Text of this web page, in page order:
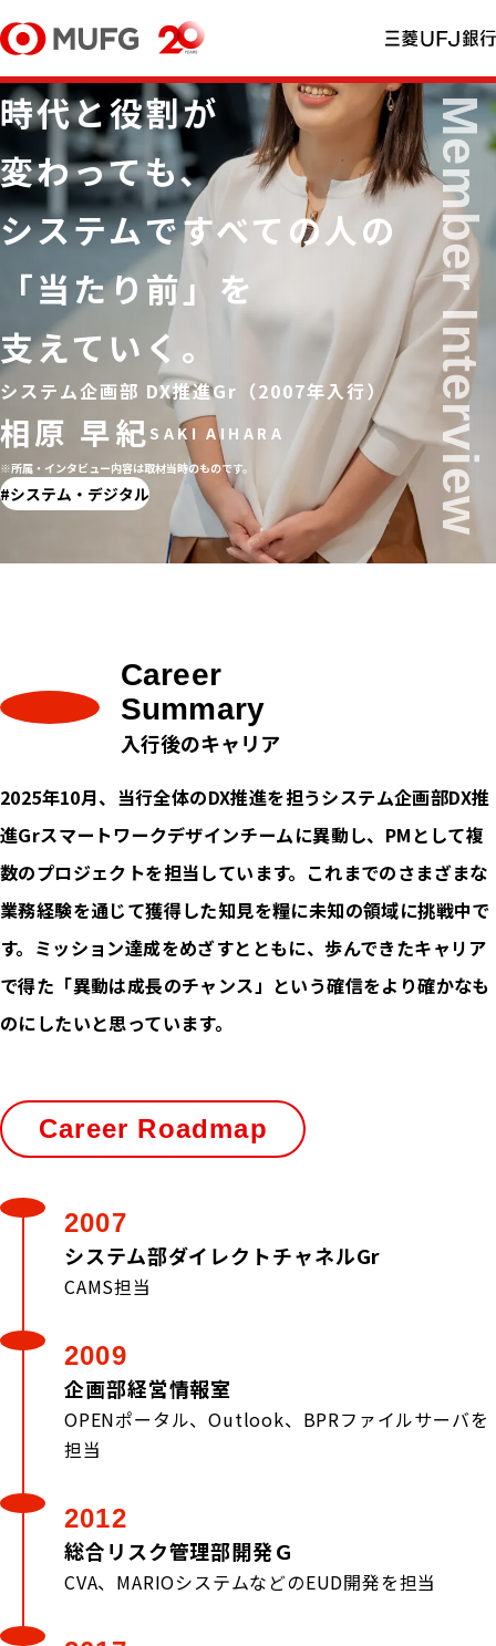
相原 早紀
システム企画部 DX推進Gr（2007年入行）
時代と役割が
変わっても、
システムですべての人の
「当たり前」を
支えていく。
※所属・インタビュー内容は取材当時のものです。
システム・デジタル
Career
Summary
入行後のキャリア
2025年10月、当行全体のDX推進を担うシステム企画部DX推
進Grスマートワークデザインチームに異動し、PMとして複
数のプロジェクトを担当しています。これまでのさまざまな
業務経験を通じて獲得した知見を糧に未知の領域に挑戦中で
す。ミッション達成をめざすとともに、歩んできたキャリア
で得た「異動は成長のチャンス」という確信をより確かなも
のにしたいと思っています。
Career Roadmap
2007
システム部ダイレクトチャネルGr
CAMS担当
2009
企画部経営情報室
OPENポータル、Outlook、BPRファイルサーバを
担当
2012
総合リスク管理部開発Ｇ
CVA、MARIOシステムなどのEUD開発を担当